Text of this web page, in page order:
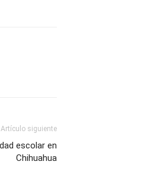
Artículo siguiente
escolar en
Chihuahua